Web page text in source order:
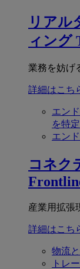
リアル
ィング
業務を妨げ
詳細はこち
エン
を特
エン
コネク
産業用拡張
詳細はこち
物流
トレ